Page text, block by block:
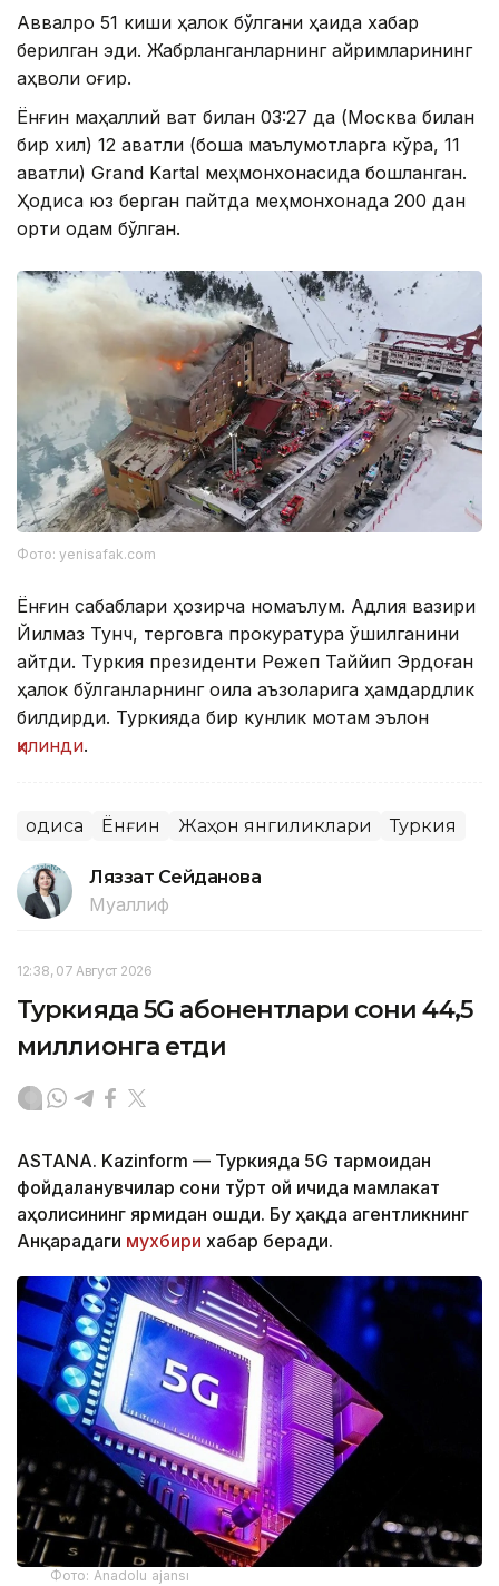
Аввалроқ 51 киши ҳалок бўлгани ҳақида хабар
берилган эди. Жабрланганларнинг айримларининг
аҳволи оғир.
Ёнғин маҳаллий вақт билан 03:27 да (Москва билан
бир хил) 12 қаватли (бошқа маълумотларга кўра, 11
қаватли) Grand Kartal меҳмонхонасида бошланган.
Ҳодиса юз берган пайтда меҳмонхонада 200 дан
ортиқ одам бўлган.
Фото: yenisafak.com
Ёнғин сабаблари ҳозирча номаълум. Адлия вазири
Йилмаз Тунч, терговга прокуратура қўшилганини
айтди. Туркия президенти Режеп Таййип Эрдоған
ҳалок бўлганларнинг оила аъзоларига ҳамдардлик
билдирди. Туркияда бир кунлик мотам эълон
қилинди.
Ҳодиса Ёнғин Жаҳон янгиликлари Туркия
Ляззат Сейданова
Муаллиф
12:38, 07 Август 2026
Туркияда 5G абонентлари сони 44,5
миллионга етди
ASTANA. Kazinform — Туркияда 5G тармоғидан
фойдаланувчилар сони тўрт ой ичида мамлакат
аҳолисининг ярмидан ошди. Бу ҳақда агентликнинг
Анқарадаги мухбири хабар беради.
Фото: Anadolu ajansı